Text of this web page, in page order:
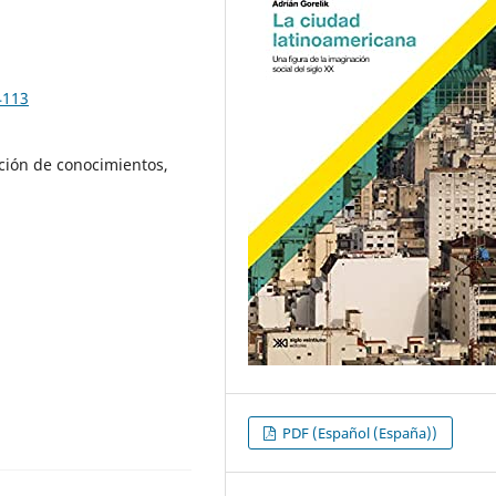
de conocimientos,
PDF (Español (España))